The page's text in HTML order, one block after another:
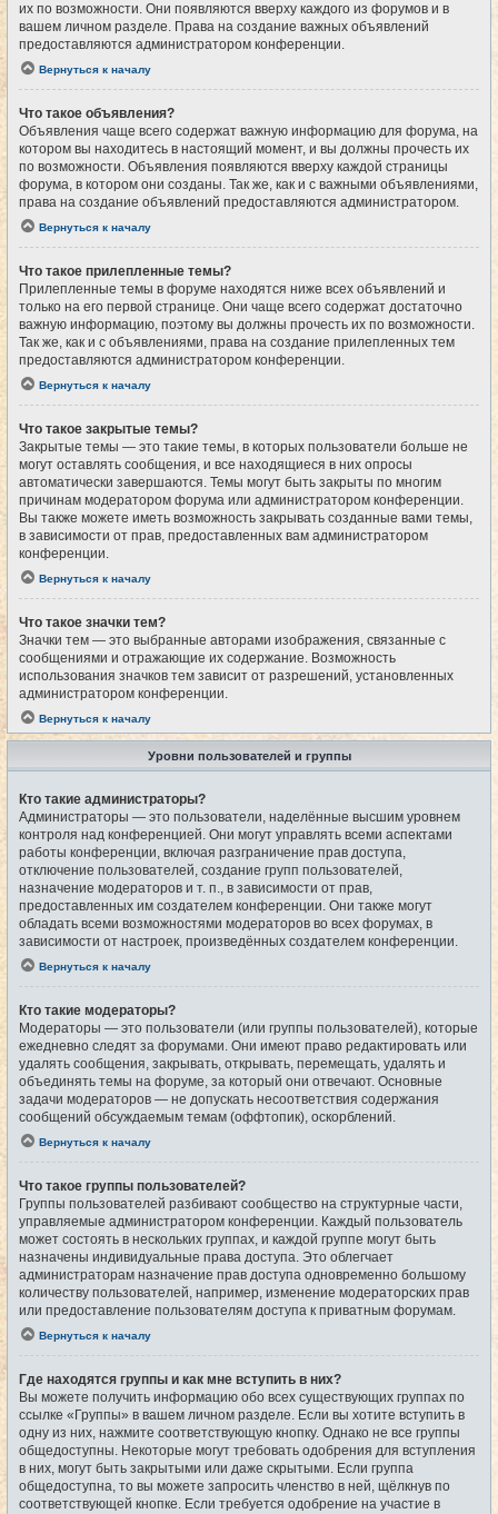
их по возможности. Они появляются вверху каждого из форумов и в
вашем личном разделе. Права на создание важных объявлений
предоставляются администратором конференции.
Вернуться к началу
Что такое объявления?
Объявления чаще всего содержат важную информацию для форума, на
котором вы находитесь в настоящий момент, и вы должны прочесть их
по возможности. Объявления появляются вверху каждой страницы
форума, в котором они созданы. Так же, как и с важными объявлениями,
права на создание объявлений предоставляются администратором.
Вернуться к началу
Что такое прилепленные темы?
Прилепленные темы в форуме находятся ниже всех объявлений и
только на его первой странице. Они чаще всего содержат достаточно
важную информацию, поэтому вы должны прочесть их по возможности.
Так же, как и с объявлениями, права на создание прилепленных тем
предоставляются администратором конференции.
Вернуться к началу
Что такое закрытые темы?
Закрытые темы — это такие темы, в которых пользователи больше не
могут оставлять сообщения, и все находящиеся в них опросы
автоматически завершаются. Темы могут быть закрыты по многим
причинам модератором форума или администратором конференции.
Вы также можете иметь возможность закрывать созданные вами темы,
в зависимости от прав, предоставленных вам администратором
конференции.
Вернуться к началу
Что такое значки тем?
Значки тем — это выбранные авторами изображения, связанные с
сообщениями и отражающие их содержание. Возможность
использования значков тем зависит от разрешений, установленных
администратором конференции.
Вернуться к началу
Уровни пользователей и группы
Кто такие администраторы?
Администраторы — это пользователи, наделённые высшим уровнем
контроля над конференцией. Они могут управлять всеми аспектами
работы конференции, включая разграничение прав доступа,
отключение пользователей, создание групп пользователей,
назначение модераторов и т. п., в зависимости от прав,
предоставленных им создателем конференции. Они также могут
обладать всеми возможностями модераторов во всех форумах, в
зависимости от настроек, произведённых создателем конференции.
Вернуться к началу
Кто такие модераторы?
Модераторы — это пользователи (или группы пользователей), которые
ежедневно следят за форумами. Они имеют право редактировать или
удалять сообщения, закрывать, открывать, перемещать, удалять и
объединять темы на форуме, за который они отвечают. Основные
задачи модераторов — не допускать несоответствия содержания
сообщений обсуждаемым темам (оффтопик), оскорблений.
Вернуться к началу
Что такое группы пользователей?
Группы пользователей разбивают сообщество на структурные части,
управляемые администратором конференции. Каждый пользователь
может состоять в нескольких группах, и каждой группе могут быть
назначены индивидуальные права доступа. Это облегчает
администраторам назначение прав доступа одновременно большому
количеству пользователей, например, изменение модераторских прав
или предоставление пользователям доступа к приватным форумам.
Вернуться к началу
Где находятся группы и как мне вступить в них?
Вы можете получить информацию обо всех существующих группах по
ссылке «Группы» в вашем личном разделе. Если вы хотите вступить в
одну из них, нажмите соответствующую кнопку. Однако не все группы
общедоступны. Некоторые могут требовать одобрения для вступления
в них, могут быть закрытыми или даже скрытыми. Если группа
общедоступна, то вы можете запросить членство в ней, щёлкнув по
соответствующей кнопке. Если требуется одобрение на участие в